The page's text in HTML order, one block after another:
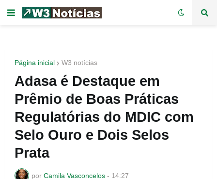
Página inicial W3 notícias
Adasa é Destaque em
Prêmio de Boas Práticas
Regulatórias do MDIC com
Selo Ouro e Dois Selos
Prata
por Camila Vasconcelos - 14:27